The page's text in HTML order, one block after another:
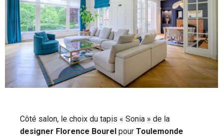
Côté salon, le choix du tapis « Sonia » de la
designer Florence Bourel pour Toulemonde